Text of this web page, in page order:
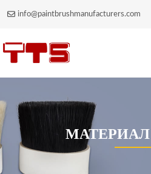
info@paintbrushmanufacturers.com